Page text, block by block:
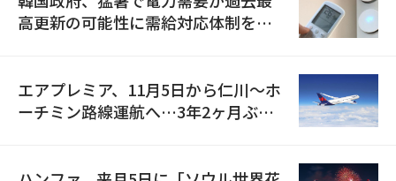
高更新の可能性に需給対応体制を点
エアプレミア、11月5日から仁川〜ホ
ーチミン路線運航へ…3年2ヶ月ぶり